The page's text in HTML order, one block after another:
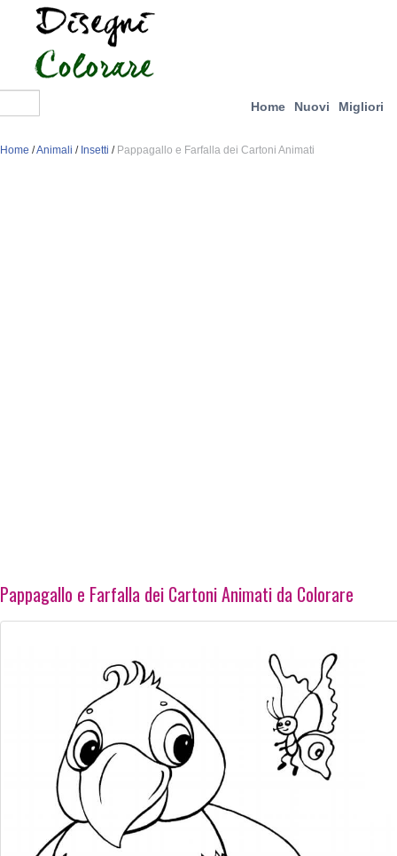
Home Nuovi Migliori
Home /Animali / Insetti / Pappagallo e Farfalla dei Cartoni Animati
Pappagallo e Farfalla dei Cartoni Animati da Colorare